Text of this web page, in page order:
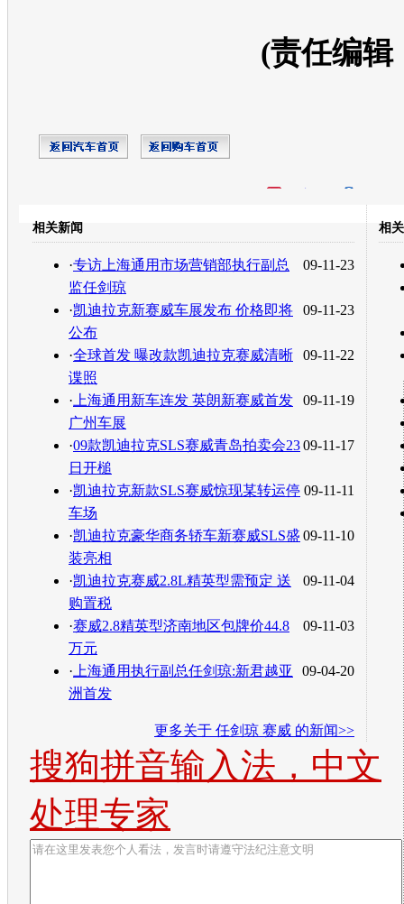
(责任编辑
转发至：
相关新闻
09-11-23
·专访上海通用市场营销部执行副总
监任剑琼
09-11-23
·凯迪拉克新赛威车展发布 价格即将
公布
09-11-22
·全球首发 曝改款凯迪拉克赛威清晰
谍照
09-11-19
· 上海通用新车连发 英朗新赛威首发
广州车展
09-11-17
·09款凯迪拉克SLS赛威青岛拍卖会23
日开槌
09-11-11
·凯迪拉克新款SLS赛威惊现某转运停
车场
09-11-10
·凯迪拉克豪华商务轿车新赛威SLS盛
装亮相
09-11-04
·凯迪拉克赛威2.8L精英型需预定 送
购置税
09-11-03
·赛威2.8精英型济南地区包牌价44.8
万元
09-04-20
· 上海通用执行副总任剑琼:新君越亚
洲首发
更多关于 任剑琼 赛威 的新闻>>
相
搜狗拼音输入法，中文
处理专家